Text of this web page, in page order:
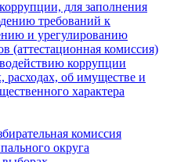
для заполнения
требований к
и урегулированию
(аттестационная комиссия)
коррупции
расходах, об имуществе и
характера
комиссия
округа